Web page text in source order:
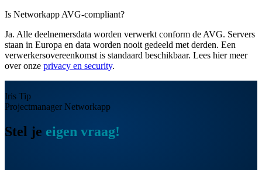
Is Networkapp AVG-compliant?
Ja. Alle deelnemersdata worden verwerkt conform de AVG. Servers
staan in Europa en data worden nooit gedeeld met derden. Een
verwerkersovereenkomst is standaard beschikbaar. Lees hier meer
over onze privacy en security.
Iris Tip
Projectmanager Networkapp
Stel je eigen vraag!